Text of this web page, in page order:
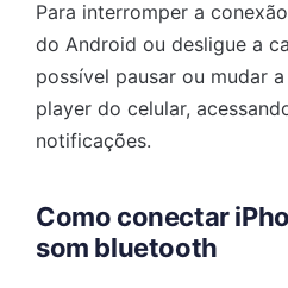
Para interromper a
do Android ou desligue a
possível pausar ou mudar
player do celular,
notificações.
Como conectar
som bluetooth